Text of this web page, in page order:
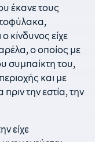
έκανε τους
κίνδυνος είχε
ο οποίος με
συμπαίκτη του,
και με
την εστία, την
είχε